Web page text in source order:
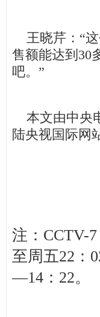
王晓芹：“这
售额能达到30
吧。”
本文由中央
陆央视国际网
注：CCTV-
至周五22：
—14：22。